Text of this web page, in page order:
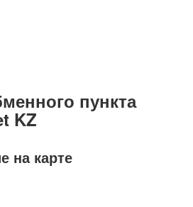
пункта
KZ
на карте